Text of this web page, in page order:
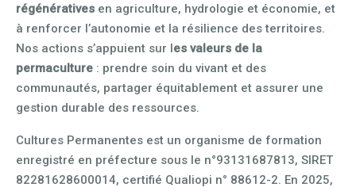
régénératives en agriculture, hydrologie et économie, et
à renforcer l’autonomie et la résilience des territoires.
Nos actions s’appuient sur les valeurs de la
permaculture : prendre soin du vivant et des
communautés, partager équitablement et assurer une
gestion durable des ressources.
Cultures Permanentes est un organisme de formation
enregistré en préfecture sous le n°93131687813, SIRET
82281628600014, certifié Qualiopi n° 88612-2. En 2025,